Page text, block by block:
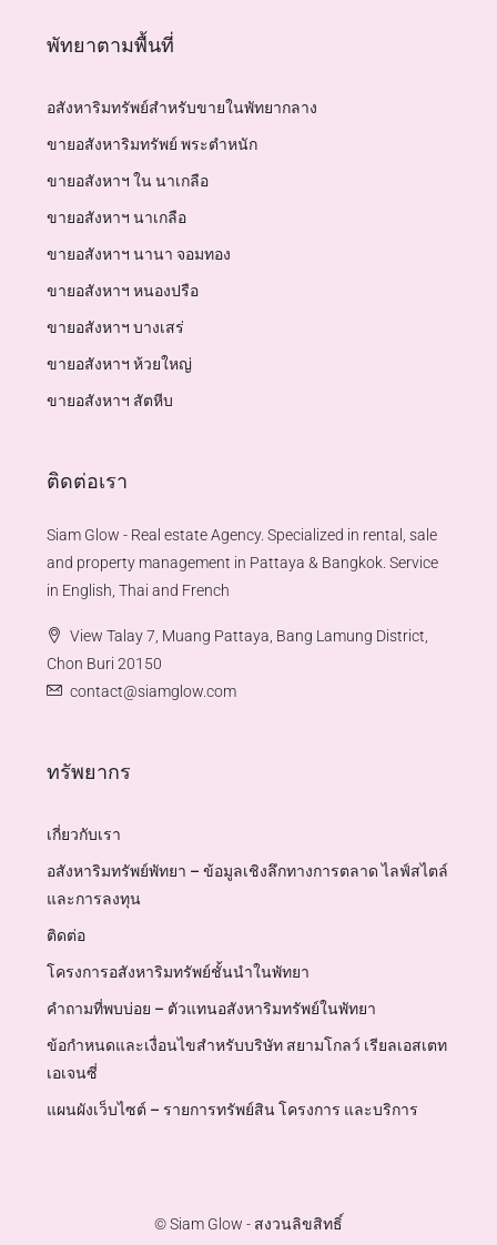
พัทยาตามพื้นที่
อสังหาริมทรัพย์สำหรับขายในพัทยากลาง
ขายอสังหาริมทรัพย์ พระตำหนัก
ขายอสังหาฯ ใน นาเกลือ
ขายอสังหาฯ นาเกลือ
ขายอสังหาฯ นานา จอมทอง
ขายอสังหาฯ หนองปรือ
ขายอสังหาฯ บางเสร่
ขายอสังหาฯ ห้วยใหญ่
ขายอสังหาฯ สัตหีบ
ติดต่อเรา
Siam Glow - Real estate Agency. Specialized in rental, sale
and property management in Pattaya & Bangkok. Service
in English, Thai and French
View Talay 7, Muang Pattaya, Bang Lamung District,
Chon Buri 20150
contact@siamglow.com
ทรัพยากร
เกี่ยวกับเรา
อสังหาริมทรัพย์พัทยา – ข้อมูลเชิงลึกทางการตลาด ไลฟ์สไตล์
และการลงทุน
ติดต่อ
โครงการอสังหาริมทรัพย์ชั้นนำในพัทยา
คำถามที่พบบ่อย – ตัวแทนอสังหาริมทรัพย์ในพัทยา
ข้อกำหนดและเงื่อนไขสำหรับบริษัท สยามโกลว์ เรียลเอสเตท
เอเจนซี่
แผนผังเว็บไซต์ – รายการทรัพย์สิน โครงการ และบริการ
© Siam Glow - สงวนลิขสิทธิ์